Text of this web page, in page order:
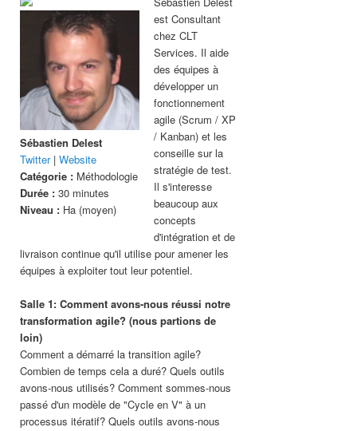
Sébastien Delest
Twitter| Website
Catégorie : Méthodologie
Durée : 30 minutes
Niveau : Ha (moyen)
est Consultant
chez CLT
Services. Il aide
des équipes à
développer un
fonctionnement
agile (Scrum / XP
/ Kanban) et les
conseille sur la
stratégie de test.
Il s'interesse
beaucoup aux
concepts
d'intégration et de
livraison continue qu'il utilise pour amener les
équipes à exploiter tout leur potentiel.
Salle 1: Comment avons-nous réussi notre
transformation agile? (nous partions de
loin)
Comment a démarré la transition agile?
Combien de temps cela a duré? Quels outils
avons-nous utilisés? Comment sommes-nous
passé d'un modèle de "Cycle en V" à un
processus itératif? Quels outils avons-nous